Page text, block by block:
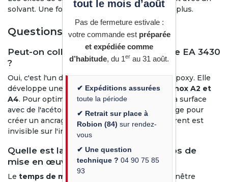
solvant. Une fois durcie, la colle ne se dissout plus.
Questions fréquentes
Peut-on coller de l'inox avec la Loctite EA 3430
?
Oui, c'est l'un des points forts de cette colle époxy. Elle
développe une
excellente adhérence sur l'inox A2 et
A4. Pour optimiser la résistance, dégraissez la surface
avec de l'acétone et effectuez un léger ponçage pour
créer un ancrage mécanique. Le joint transparent est
invisible sur l'inox poli ou brossé.
Quelle est la différence entre le temps de
mise en œuvre et le temps de prise ?
Le temps de mise en œuvre (5 min)
est la fenêtre
tout le mois d’août
Pas de fermeture estivale :
votre commande est préparée
et expédiée comme
d’habitude, du 1er au 31 août.
✔ Expéditions assurées
toute la période
✔ Retrait sur place à
Robion (84) sur rendez-
vous
✔ Une question
technique ? 04 90 75 85
93